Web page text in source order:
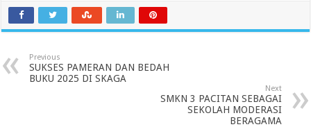
Previous
SUKSES PAMERAN DAN BEDAH
BUKU 2025 DI SKAGA
Next
SMKN 3 PACITAN SEBAGAI
SEKOLAH MODERASI
BERAGAMA